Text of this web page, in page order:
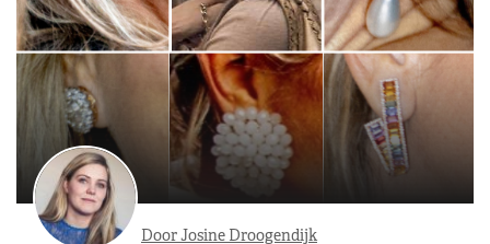
Door Josine Droogendijk